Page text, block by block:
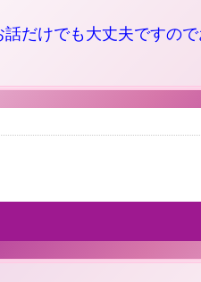
話だけでも大丈夫ですの